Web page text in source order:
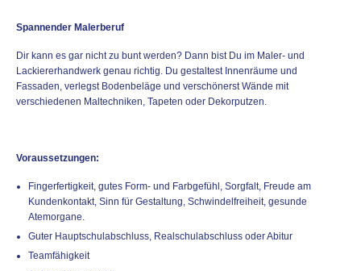
Spannender Malerberuf
Dir kann es gar nicht zu bunt werden? Dann bist Du im Maler- und
Lackiererhandwerk genau richtig. Du gestaltest Innenräume und
Fassaden, verlegst Bodenbeläge und verschönerst Wände mit
verschiedenen Maltechniken, Tapeten oder Dekorputzen.
Voraussetzungen:
Fingerfertigkeit, gutes Form- und Farbgefühl, Sorgfalt, Freude am
Kundenkontakt, Sinn für Gestaltung, Schwindelfreiheit, gesunde
Atemorgane.
Guter Hauptschulabschluss, Realschulabschluss oder Abitur
Teamfähigkeit